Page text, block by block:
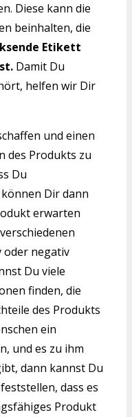
Diese kann die
beinhalten, die
Etikett
Damit Du
helfen wir Dir
und einen
des Produkts zu
Du
Dir dann
erwarten
oder negativ
Du viele
finden, die
des Produkts
ein
und es zu ihm
dann kannst Du
dass es
Produkt